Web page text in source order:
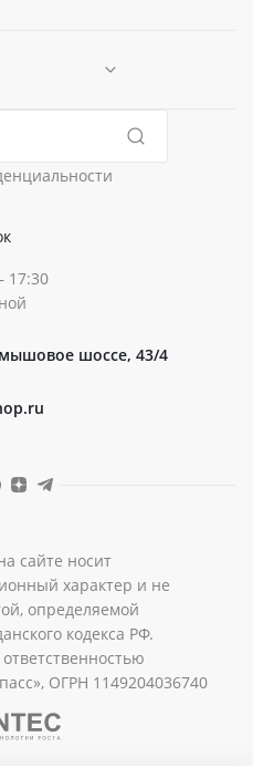
17:30
шоссе, 43/4
сайте носит
характер и не
определяемой
кодекса РФ.
ОГРН 1149204036740